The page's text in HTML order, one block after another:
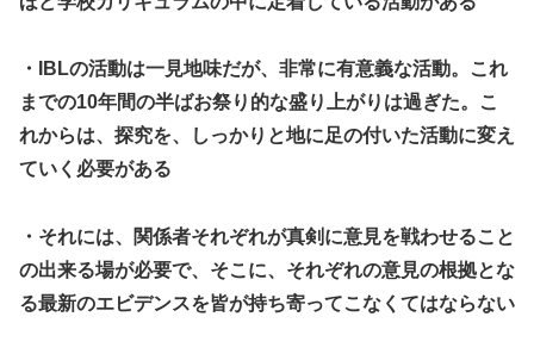
・IBLの活動は一見地味だが、非常に有意義な活動。これ
までの10年間の半ばお祭り的な盛り上がりは過ぎた。こ
れからは、探究を、しっかりと地に足の付いた活動に変え
ていく必要がある
・それには、関係者それぞれが真剣に意見を戦わせること
の出来る場が必要で、そこに、それぞれの意見の根拠とな
る最新のエビデンスを皆が持ち寄ってこなくてはならない